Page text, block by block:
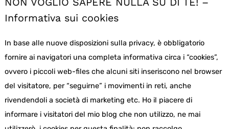
Informativa sui cookies
In base alle nuove disposizioni sulla privacy, è obbligatorio
fornire ai navigatori una completa informativa circa i “cookies”,
ovvero i piccoli web-files che alcuni siti inseriscono nel browser
del visitatore, per “seguirne” i movimenti in reti, anche
rivendendoli a società di marketing etc. Ho il piacere di
informare i visitatori del mio blog che non utilizzo, ne mai